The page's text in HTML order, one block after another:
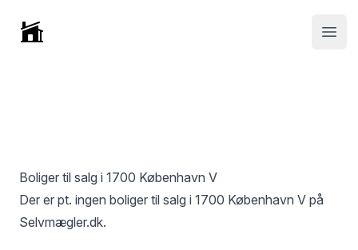
Selvmægler
Boliger til salg i 1700 København V
Der er pt. ingen boliger til salg i 1700 København V på
Selvmægler.dk.